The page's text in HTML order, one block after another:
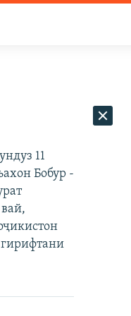
11
Бобур -